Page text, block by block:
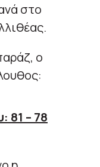
στο
ο
81 – 78